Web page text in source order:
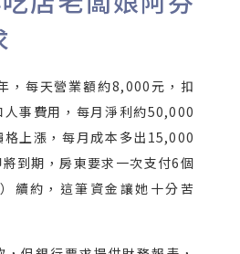
，每天營業額約8,000元，扣
事費用，每月淨利約50,000
上漲，每月成本多出15,000
到期，房東要求一次支付6個
續約，這筆資金讓她十分苦